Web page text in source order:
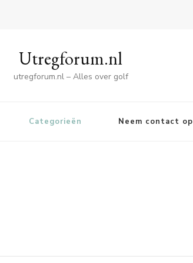
Utregforum.nl
utregforum.nl – Alles over golf
Categorieën Neem contact op